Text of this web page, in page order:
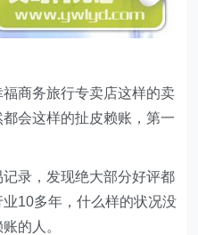
商务旅行专卖店这样的卖
会这样的扯皮赖账，第一
录，发现绝大部分好评都
10多年，什么样的状况没
的人。